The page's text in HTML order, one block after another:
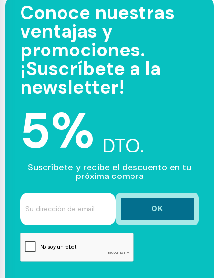
Conoce nuestras
ventajas y
promociones.
¡Suscríbete a la
newsletter!
5% DTO.
Suscríbete y recibe el descuento en tu
próxima compra